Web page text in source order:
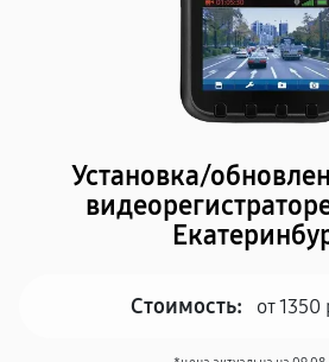
Установка/
Стоимость: от